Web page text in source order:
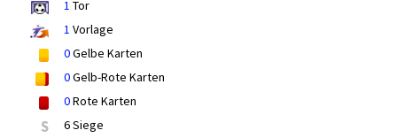
1 Tor
1 Vorlage
0Gelbe Karten
0Gelb-Rote Karten
0Rote Karten
S 6 Siege